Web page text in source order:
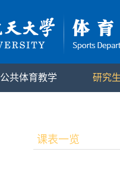
公共体育教学 研究
课表一览